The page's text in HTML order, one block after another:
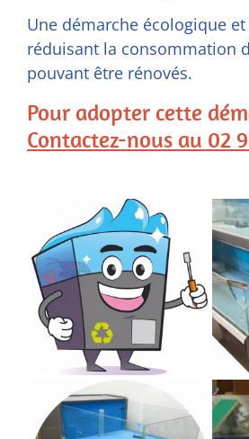
Une démarche écologique
réduisant la consommation
pouvant être rénovés.
Pour adopter cette
Contactez-nous au 02